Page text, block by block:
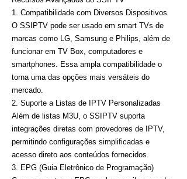
1. Compatibilidade com Diversos Dispositivos
O SSIPTV pode ser usado em smart TVs de
marcas como LG, Samsung e Philips, além de
funcionar em TV Box, computadores e
smartphones. Essa ampla compatibilidade o
torna uma das opções mais versáteis do
mercado.
2. Suporte a Listas de IPTV Personalizadas
Além de listas M3U, o SSIPTV suporta
integrações diretas com provedores de IPTV,
permitindo configurações simplificadas e
acesso direto aos conteúdos fornecidos.
3. EPG (Guia Eletrônico de Programação)